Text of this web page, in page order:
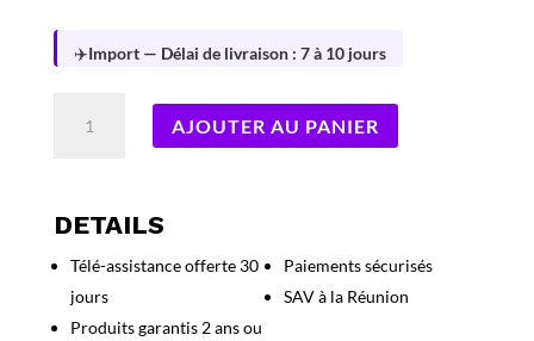
✈️Import — Délai de livraison : 7 à 10 jours
Total
5-
PC
(3
AJOUTER AU PANIER
DETAILS
Télé-assistance offerte 30
jours
Produits garantis 2 ans ou
Paiements sécurisés
SAV à la Réunion